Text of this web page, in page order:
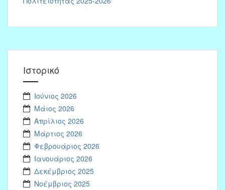
Ιστορικό
Ιούνιος 2026
Μάιος 2026
Απρίλιος 2026
Μάρτιος 2026
Φεβρουάριος 2026
Ιανουάριος 2026
Δεκέμβριος 2025
Νοέμβριος 2025